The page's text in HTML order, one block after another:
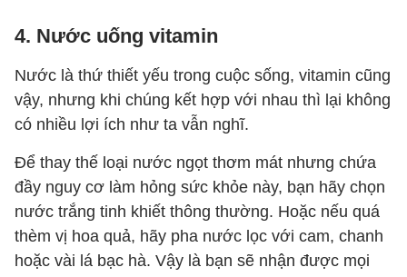
4. Nước uống vitamin
Nước là thứ thiết yếu trong cuộc sống, vitamin cũng
vậy, nhưng khi chúng kết hợp với nhau thì lại không
có nhiều lợi ích như ta vẫn nghĩ.
Để thay thế loại nước ngọt thơm mát nhưng chứa
đầy nguy cơ làm hỏng sức khỏe này, bạn hãy chọn
nước trắng tinh khiết thông thường. Hoặc nếu quá
thèm vị hoa quả, hãy pha nước lọc với cam, chanh
hoặc vài lá bạc hà. Vậy là bạn sẽ nhận được mọi